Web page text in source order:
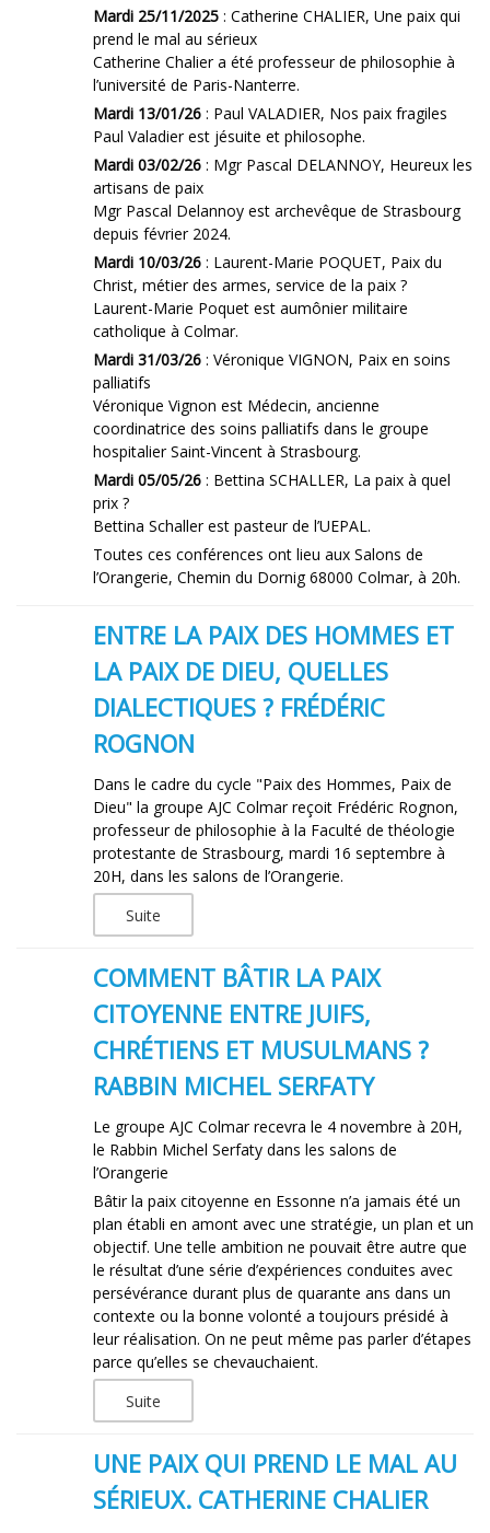
Mardi 25/11/2025 : Catherine CHALIER, Une paix qui
prend le mal au sérieux
Catherine Chalier a été professeur de philosophie à
l’université de Paris-Nanterre.
Mardi 13/01/26 : Paul VALADIER, Nos paix fragiles
Paul Valadier est jésuite et philosophe.
Mardi 03/02/26 : Mgr Pascal DELANNOY, Heureux les
artisans de paix
Mgr Pascal Delannoy est archevêque de Strasbourg
depuis février 2024.
Mardi 10/03/26 : Laurent-Marie POQUET, Paix du
Christ, métier des armes, service de la paix ?
Laurent-Marie Poquet est aumônier militaire
catholique à Colmar.
Mardi 31/03/26 : Véronique VIGNON, Paix en soins
palliatifs
Véronique Vignon est Médecin, ancienne
coordinatrice des soins palliatifs dans le groupe
hospitalier Saint-Vincent à Strasbourg.
Mardi 05/05/26 : Bettina SCHALLER, La paix à quel
prix ?
Bettina Schaller est pasteur de l’UEPAL.
Toutes ces conférences ont lieu aux Salons de
l’Orangerie, Chemin du Dornig 68000 Colmar, à 20h.
ENTRE LA PAIX DES HOMMES ET
LA PAIX DE DIEU, QUELLES
DIALECTIQUES ? FRÉDÉRIC
ROGNON
Dans le cadre du cycle "Paix des Hommes, Paix de
Dieu" la groupe AJC Colmar reçoit Frédéric Rognon,
professeur de philosophie à la Faculté de théologie
protestante de Strasbourg, mardi 16 septembre à
20H, dans les salons de l’Orangerie.
Suite
COMMENT BÂTIR LA PAIX
CITOYENNE ENTRE JUIFS,
CHRÉTIENS ET MUSULMANS ?
RABBIN MICHEL SERFATY
Le groupe AJC Colmar recevra le 4 novembre à 20H,
le Rabbin Michel Serfaty dans les salons de
l’Orangerie
Bâtir la paix citoyenne en Essonne n’a jamais été un
plan établi en amont avec une stratégie, un plan et un
objectif. Une telle ambition ne pouvait être autre que
le résultat d’une série d’expériences conduites avec
persévérance durant plus de quarante ans dans un
contexte ou la bonne volonté a toujours présidé à
leur réalisation. On ne peut même pas parler d’étapes
parce qu’elles se chevauchaient.
Suite
UNE PAIX QUI PREND LE MAL AU
SÉRIEUX. CATHERINE CHALIER